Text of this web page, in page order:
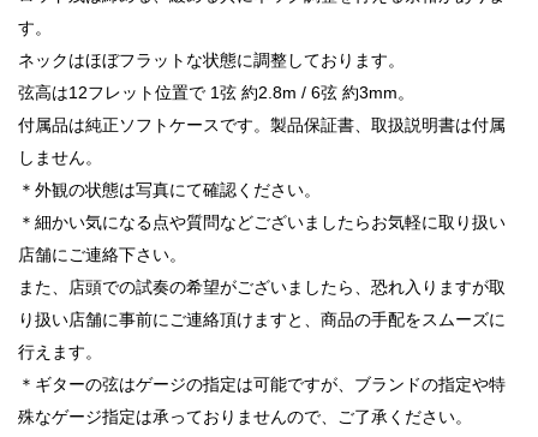
す。
ネックはほぼフラットな状態に調整しております。
弦高は12フレット位置で 1弦 約2.8m / 6弦 約3mm。
付属品は純正ソフトケースです。製品保証書、取扱説明書は付属
しません。
＊外観の状態は写真にて確認ください。
＊細かい気になる点や質問などございましたらお気軽に取り扱い
店舗にご連絡下さい。
また、店頭での試奏の希望がございましたら、恐れ入りますが取
り扱い店舗に事前にご連絡頂けますと、商品の手配をスムーズに
行えます。
＊ギターの弦はゲージの指定は可能ですが、ブランドの指定や特
殊なゲージ指定は承っておりませんので、ご了承ください。